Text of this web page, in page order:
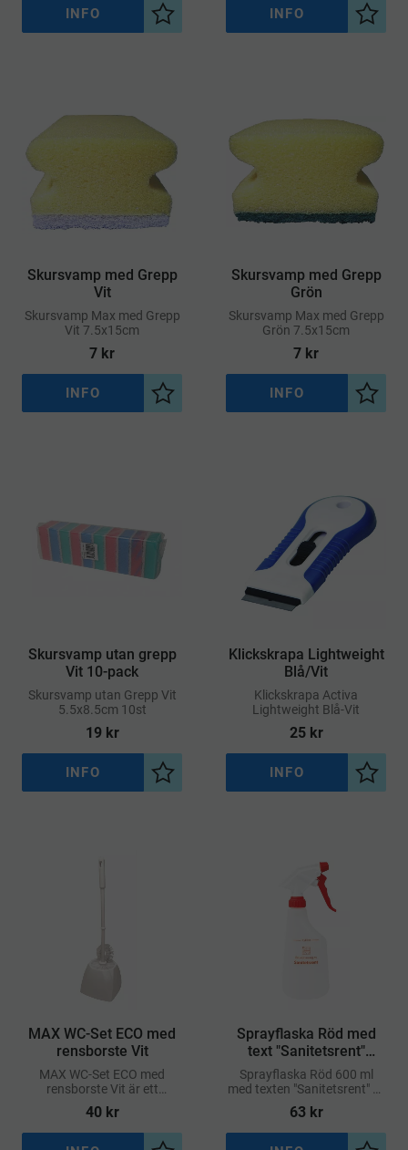
Lägg till i önskelista
INFO
Lägg
INFO
Skursvamp med Grepp
Vit
​Skursvamp Max med Grepp
Vit 7.5x15cm
7 kr
Lägg till i önskelista
INFO
Skursvamp med Grepp
Grön
​Skursvamp Max med Grepp
Grön 7.5x15cm
7 kr
Lägg
INFO
Skursvamp utan grepp
Vit 10-pack
​Skursvamp utan Grepp Vit
5.5x8.5cm 10st
19kr
Lägg till i önskelista
INFO
Klickskrapa Lightweight
Blå/Vit
​Klickskrapa Activa
Lightweight Blå-Vit
25kr
Lägg
INFO
MAX WC-Set ECO med
rensborste Vit
MAX WC-Set ECO med
rensborste Vit är ett
slitstarkt och miljövänligt
toalettset som kombinerar
effektiv rengöring med
40kr
Sprayflaska Röd med
text "Sanitetsrent"
600ml
Sprayflaska Röd 600 ml
med texten "Sanitetsrent" är
en hållbar och tydligt märkt
plastflaska som lämpar sig
för användning i sanitära
63kr